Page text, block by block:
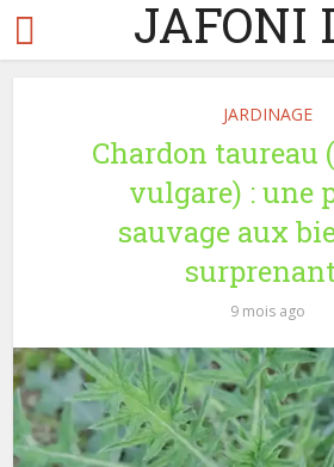
JAFONI
JARDINAGE
Chardon taureau
vulgare) : une
sauvage aux
9 mois ago